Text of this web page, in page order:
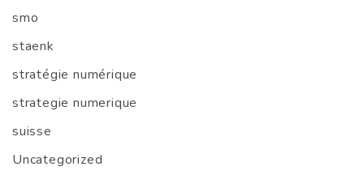
smo
staenk
stratégie numérique
strategie numerique
suisse
Uncategorized